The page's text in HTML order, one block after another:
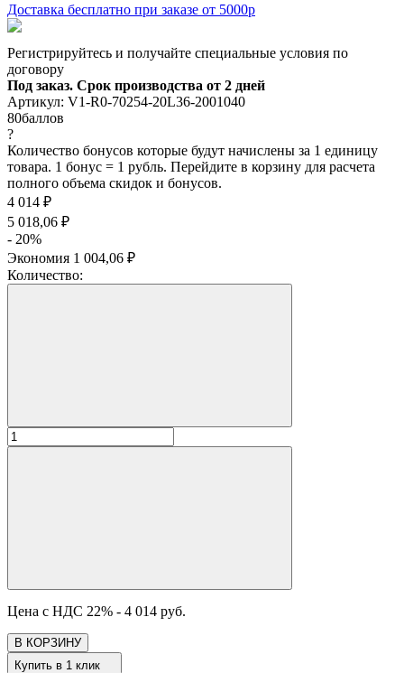
Доставка бесплатно при заказе от 5000р
Регистрируйтесь и получайте специальные условия по
договору
Под заказ. Срок производства от 2 дней
Артикул: V1-R0-70254-20L36-2001040
80баллов
?
Количество бонусов которые будут начислены за 1 единицу
товара. 1 бонус = 1 рубль. Перейдите в корзину для расчета
полного объема скидок и бонусов.
4 014 ₽
5 018,06 ₽
- 20%
Экономия 1 004,06 ₽
Количество:
Цена с НДС 22% - 4 014 руб.
В КОРЗИНУ
Купить в 1 клик